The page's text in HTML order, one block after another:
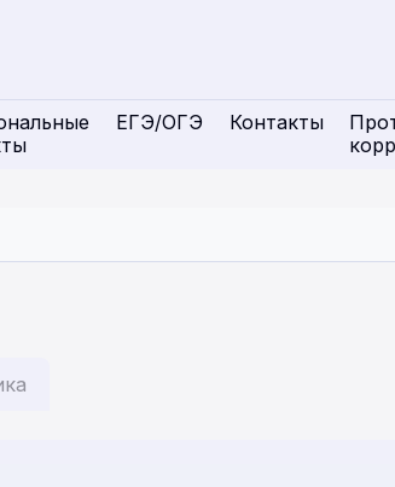
ЕГЭ/ОГЭ Контакты